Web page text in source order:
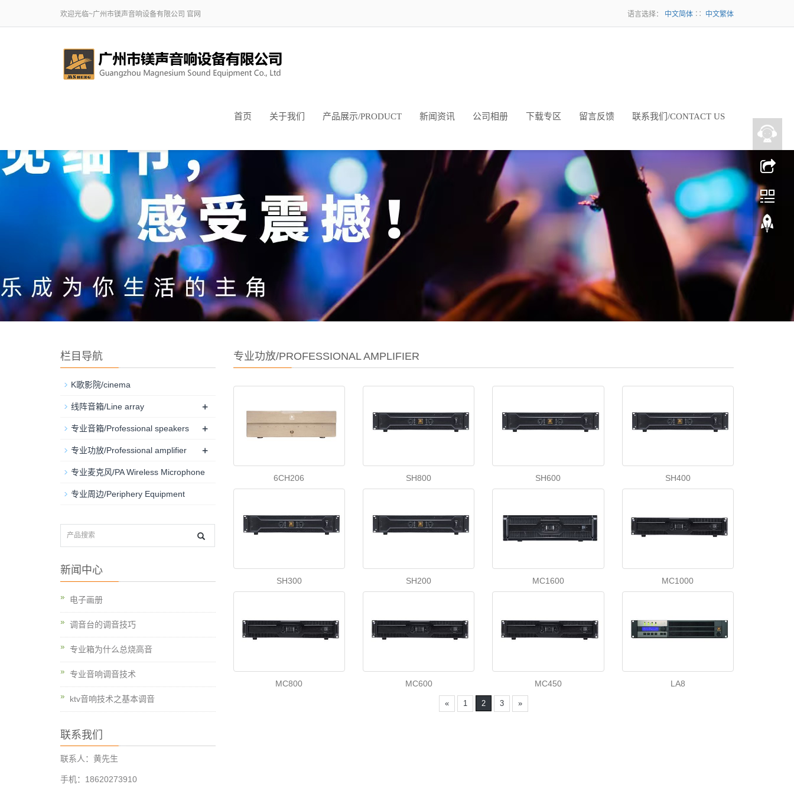
欢迎光临~广州市镁声音响设备有限公司 官网 语言选择： 中文简体 ∷ 中文繁体
首页 关于我们 产品展示/PRODUCT 新闻资讯 公司相册 下载专区 留言反馈 联系我们/CONTACT US
专业功放/PROFESSIONAL AMPLIFIER
6CH206 SH800 SH600 SH400
SH300 SH200 MC1600 MC1000
MC800 MC600 MC450 LA8
« 1 2 3 »
栏目导航
K歌影院/cinema
线阵音箱/Line array +
专业音箱/Professional speakers +
专业功放/Professional amplifier +
专业麦克风/PA Wireless Microphone
专业周边/Periphery Equipment
新闻中心
电子画册
调音台的调音技巧
专业箱为什么总烧高音
专业音响调音技术
ktv音响技术之基本调音
联系我们
联系人：黄先生
手机：18620273910